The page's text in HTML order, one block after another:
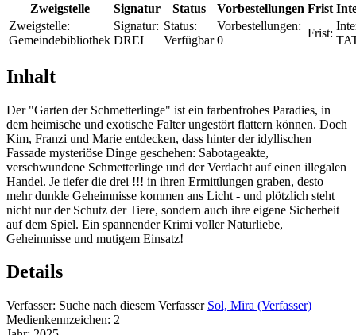
Zweigstelle Signatur Status Vorbestellungen Frist
Zweigstelle:
Gemeindebibliothek
Signatur:
DREI
Status:
Verfügbar
Vorbestellungen:
0
Frist:
Inhalt
Der "Garten der Schmetterlinge" ist ein farbenfrohes Paradies, in
dem heimische und exotische Falter ungestört flattern können. Doch
Kim, Franzi und Marie entdecken, dass hinter der idyllischen
Fassade mysteriöse Dinge geschehen: Sabotageakte,
verschwundene Schmetterlinge und der Verdacht auf einen illegalen
Handel. Je tiefer die drei !!! in ihren Ermittlungen graben, desto
mehr dunkle Geheimnisse kommen ans Licht - und plötzlich steht
nicht nur der Schutz der Tiere, sondern auch ihre eigene Sicherheit
auf dem Spiel. Ein spannender Krimi voller Naturliebe,
Geheimnisse und mutigem Einsatz!
Details
Verfasser: Suche nach diesem Verfasser Sol, Mira (Verfasser)
Medienkennzeichen: 2